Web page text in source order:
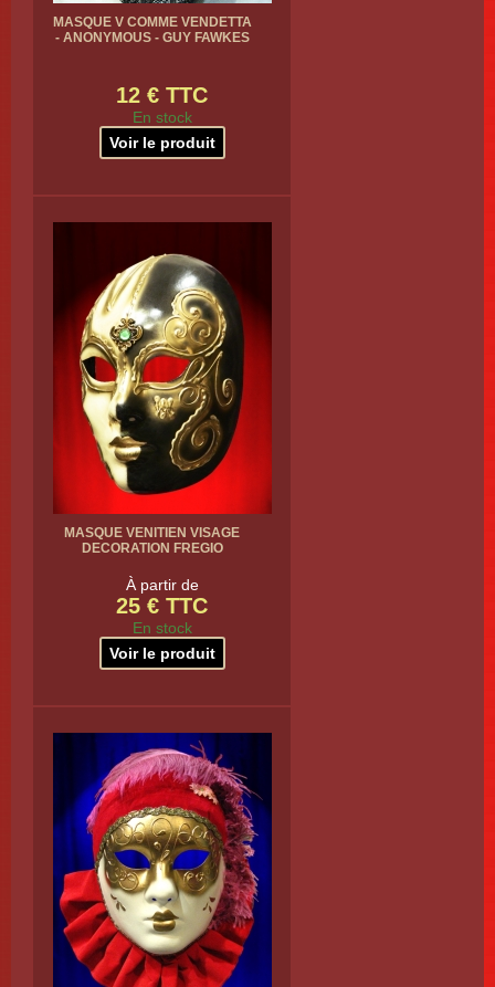
MASQUE V COMME VENDETTA
- ANONYMOUS - GUY FAWKES
12 € TTC
En stock
Voir le produit
MASQUE VENITIEN VISAGE
DECORATION FREGIO
À partir de
25 € TTC
En stock
Voir le produit